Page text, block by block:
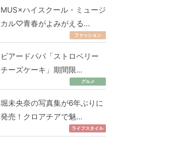
MUS×ハイスクール・ミュージ
カル♡青春がよみがえる…
ファッション
ビアードパパ「ストロベリー
チーズケーキ」期間限…
グルメ
堀未央奈の写真集が6年ぶりに
発売！クロアチアで魅…
ライフスタイル